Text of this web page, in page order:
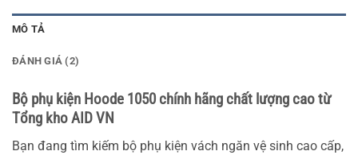
MÔ TẢ
ĐÁNH GIÁ (2)
Bộ phụ kiện Hoode 1050 chính hãng chất lượng cao từ
Tổng kho AID VN
Bạn đang tìm kiếm bộ phụ kiện vách ngăn vệ sinh cao cấp,